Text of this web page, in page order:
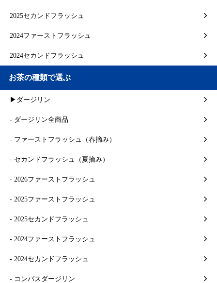
2025セカンドフラッシュ
2024ファーストフラッシュ
2024セカンドフラッシュ
お茶の種類で選ぶ
▶ダージリン
- ダージリン全商品
- ファーストフラッシュ（春摘み）
- セカンドフラッシュ（夏摘み）
- 2026ファーストフラッシュ
- 2025ファーストフラッシュ
- 2025セカンドフラッシュ
- 2024ファーストフラッシュ
- 2024セカンドフラッシュ
- コンパスダージリン